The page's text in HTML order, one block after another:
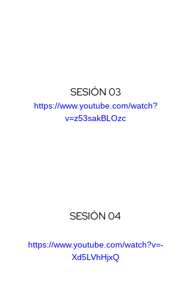
SESIÓN 03
https://www.youtube.com/watch?
v=z53sakBLOzc
SESIÓN 04
https://www.youtube.com/watch?v=-
Xd5LVhHjxQ